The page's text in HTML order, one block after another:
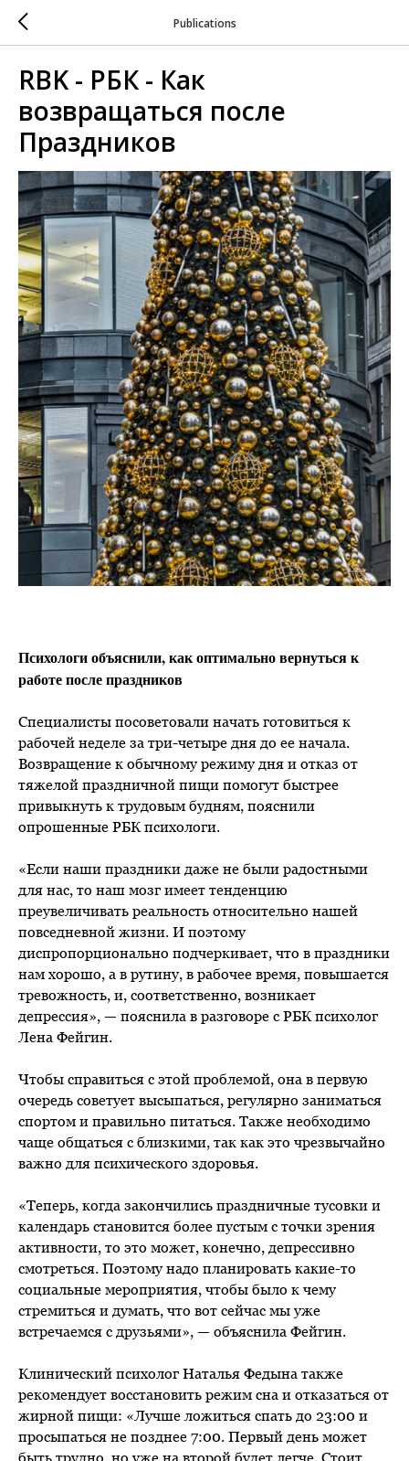
Publications
RBK - РБК - Как
возвращаться после
Праздников
Психологи объяснили, как оптимально вернуться к
работе после праздников
Специалисты посоветовали начать готовиться к
рабочей неделе за три-четыре дня до ее начала.
Возвращение к обычному режиму дня и отказ от
тяжелой праздничной пищи помогут быстрее
привыкнуть к трудовым будням, пояснили
опрошенные РБК психологи.
«Если наши праздники даже не были радостными
для нас, то наш мозг имеет тенденцию
преувеличивать реальность относительно нашей
повседневной жизни. И поэтому
диспропорционально подчеркивает, что в праздники
нам хорошо, а в рутину, в рабочее время, повышается
тревожность, и, соответственно, возникает
депрессия», — пояснила в разговоре с РБК психолог
Лена Фейгин.
Чтобы справиться с этой проблемой, она в первую
очередь советует высыпаться, регулярно заниматься
спортом и правильно питаться. Также необходимо
чаще общаться с близкими, так как это чрезвычайно
важно для психического здоровья.
«Теперь, когда закончились праздничные тусовки и
календарь становится более пустым с точки зрения
активности, то это может, конечно, депрессивно
смотреться. Поэтому надо планировать какие-то
социальные мероприятия, чтобы было к чему
стремиться и думать, что вот сейчас мы уже
встречаемся с друзьями», — объяснила Фейгин.
Клинический психолог Наталья Федына также
рекомендует восстановить режим сна и отказаться от
жирной пищи: «Лучше ложиться спать до 23:00 и
просыпаться не позднее 7:00. Первый день может
быть трудно, но уже на второй будет легче. Стоит